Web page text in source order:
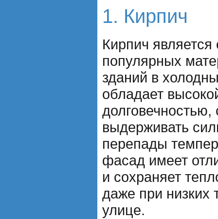
1. Кирпич
Кирпич
популярных
зданий в
обладает
долговечностью,
выдерживать
перепады
фасад имеет
и сохраняет
даже при низких
улице.